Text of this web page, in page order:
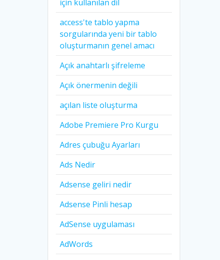
için kullanılan dil
access'te tablo yapma
sorgularında yeni bir tablo
oluşturmanın genel amacı
Açık anahtarlı şifreleme
Açık önermenin değili
açılan liste oluşturma
Adobe Premiere Pro Kurgu
Adres çubuğu Ayarları
Ads Nedir
Adsense geliri nedir
Adsense Pinli hesap
AdSense uygulaması
AdWords